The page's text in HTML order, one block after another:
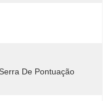
De Pontuação